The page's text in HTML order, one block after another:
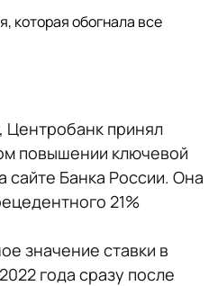
которая обогнала все
Центробанк принял
повышении ключевой
сайте Банка России. Она
21%
значение ставки в
года сразу после